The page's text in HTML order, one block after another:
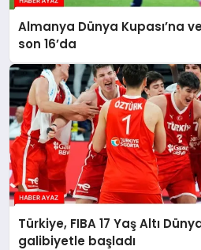
Almanya Dünya Kupası’na
son 16’da
Türkiye, FIBA 17 Yaş Altı
galibiyetle başladı